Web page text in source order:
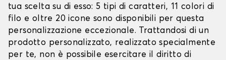
tua scelta su di esso: 5 tipi di caratteri, 11 colori di
filo e oltre 20 icone sono disponibili per questa
personalizzazione eccezionale. Trattandosi di un
prodotto personalizzato, realizzato specialmente
per te, non è possibile esercitare il diritto di